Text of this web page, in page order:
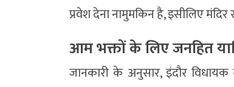
प्रवेश देना नामुमकिन है, इसीलिए
आम भक्तों के लिए जनहित
जानकारी के अनुसार, इंदौर